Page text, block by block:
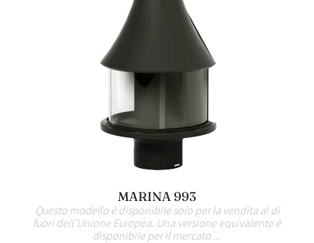
MARINA 993
Questo modello è disponibile solo per la vendita al di
fuori dell’Unione Europea. Una versione equivalente è
disponibile per il mercato ...